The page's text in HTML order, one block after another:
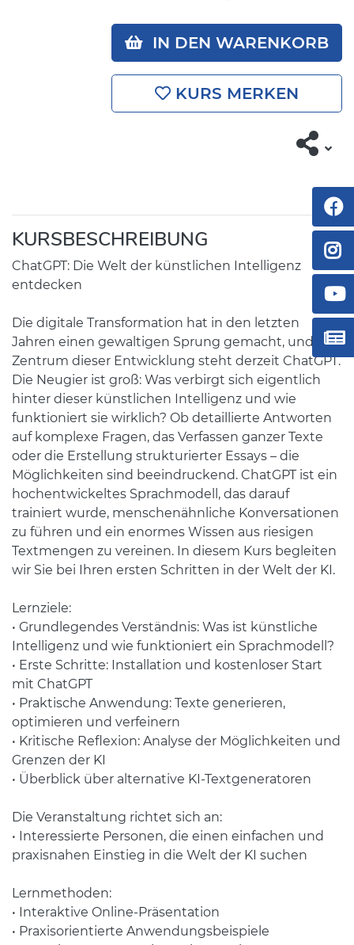
IN DEN WARENKORB
KURS MERKEN
KURSBESCHREIBUNG
ChatGPT: Die Welt der künstlichen Intelligenz
entdecken
Die digitale Transformation hat in den letzten
Jahren einen gewaltigen Sprung gemacht, und im
Zentrum dieser Entwicklung steht derzeit ChatGPT.
Die Neugier ist groß: Was verbirgt sich eigentlich
hinter dieser künstlichen Intelligenz und wie
funktioniert sie wirklich? Ob detaillierte Antworten
auf komplexe Fragen, das Verfassen ganzer Texte
oder die Erstellung strukturierter Essays – die
Möglichkeiten sind beeindruckend. ChatGPT ist ein
hochentwickeltes Sprachmodell, das darauf
trainiert wurde, menschenähnliche Konversationen
zu führen und ein enormes Wissen aus riesigen
Textmengen zu vereinen. In diesem Kurs begleiten
wir Sie bei Ihren ersten Schritten in der Welt der KI.
Lernziele:
• Grundlegendes Verständnis: Was ist künstliche
Intelligenz und wie funktioniert ein Sprachmodell?
• Erste Schritte: Installation und kostenloser Start
mit ChatGPT
• Praktische Anwendung: Texte generieren,
optimieren und verfeinern
• Kritische Reflexion: Analyse der Möglichkeiten und
Grenzen der KI
• Überblick über alternative KI-Textgeneratoren
Die Veranstaltung richtet sich an:
• Interessierte Personen, die einen einfachen und
praxisnahen Einstieg in die Welt der KI suchen
Lernmethoden:
• Interaktive Online-Präsentation
• Praxisorientierte Anwendungsbeispiele